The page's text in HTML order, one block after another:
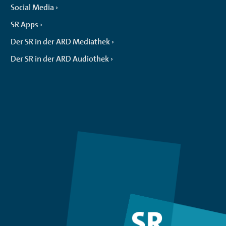
Social Media
SR Apps
Der SR in der ARD Mediathek
Der SR in der ARD Audiothek